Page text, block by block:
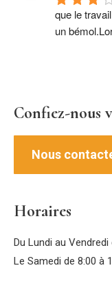
que le
un
Confiez-nous
Nous
Horaires
Du Lundi au Vendredi
Le Samedi de 8:00 à